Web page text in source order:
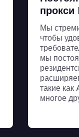
Мы
чтобы
мы
такие
многое